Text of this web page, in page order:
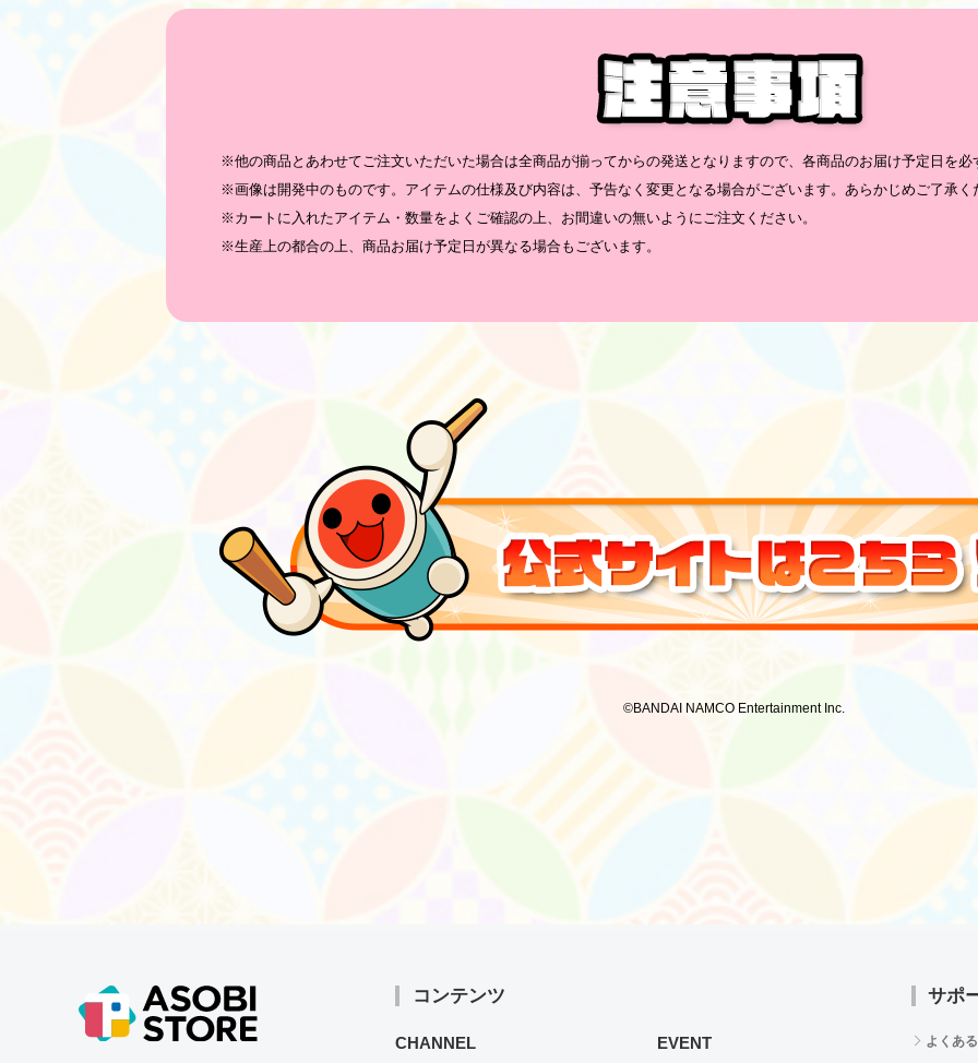
※他の商品とあわせてご注文いただいた場合は全商品が揃ってからの発送となりますので、各商品のお届け予定日を必
※画像は開発中のものです。アイテムの仕様及び内容は、予告なく変更となる場合がございます。あらかじめご了承く
※カートに入れたアイテム・数量をよくご確認の上、お間違いの無いようにご注文ください。
※生産上の都合の上、商品お届け予定日が異なる場合もございます。
©BANDAI NAMCO Entertainment Inc.
コンテンツ
CHANNEL EVENT
サポ
よくあ